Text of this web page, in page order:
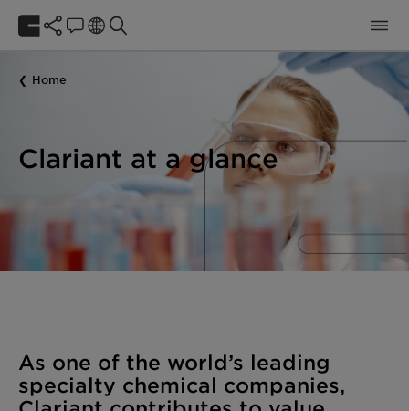
Home
Clariant at a glance
As one of the world’s leading
specialty chemical companies,